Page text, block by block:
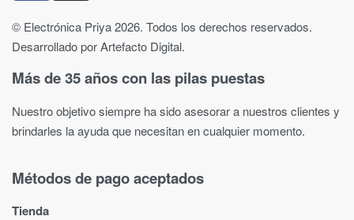
© Electrónica Priya 2026. Todos los derechos reservados.
Desarrollado por Artefacto Digital.
Más de 35 años con las pilas puestas
Nuestro objetivo siempre ha sido asesorar a nuestros clientes y
brindarles la ayuda que necesitan en cualquier momento.
Métodos de pago aceptados
Tienda